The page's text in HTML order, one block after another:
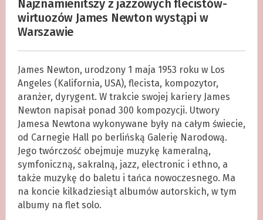
Najznamienitszy z jazzowych flecistów-
wirtuozów James Newton wystąpi w
Warszawie
James Newton, urodzony 1 maja 1953 roku w Los
Angeles (Kalifornia, USA), flecista, kompozytor,
aranżer, dyrygent. W trakcie swojej kariery James
Newton napisał ponad 300 kompozycji. Utwory
Jamesa Newtona wykonywane były na całym świecie,
od Carnegie Hall po berlińską Galerię Narodową.
Jego twórczość obejmuje muzykę kameralną,
symfoniczną, sakralną, jazz, electronic i ethno, a
także muzykę do baletu i tańca nowoczesnego. Ma
na koncie kilkadziesiąt albumów autorskich, w tym
albumy na flet solo.